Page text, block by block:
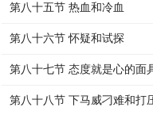
第八十五节 热血和冷血
第八十六节 怀疑和试探
第八十七节 态度就是心的面
第八十八节 下马威刁难和打